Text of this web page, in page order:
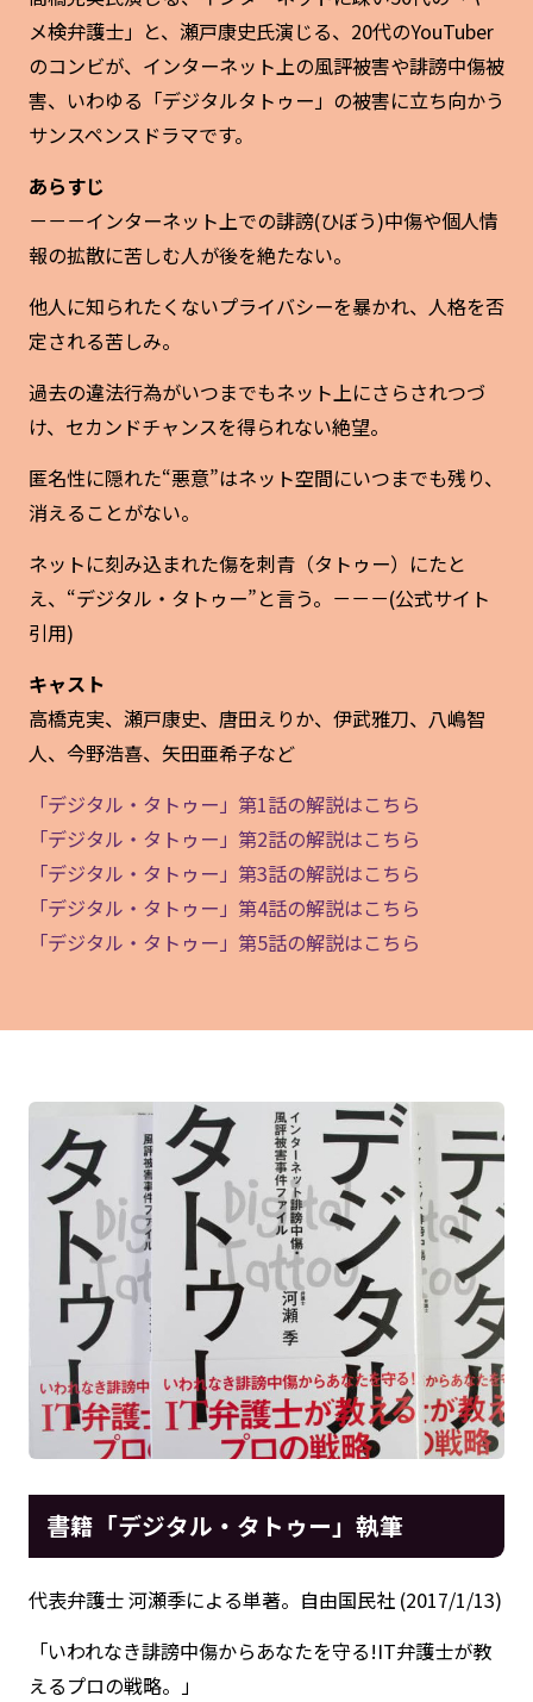
メ検弁護士」と、瀬戸康史氏演じる、20代のYouTuber
のコンビが、インターネット上の風評被害や誹謗中傷被
害、いわゆる「デジタルタトゥー」の被害に立ち向かう
サンスペンスドラマです。
あらすじ
－－－インターネット上での誹謗(ひぼう)中傷や個人情
報の拡散に苦しむ人が後を絶たない。
他人に知られたくないプライバシーを暴かれ、人格を否
定される苦しみ。
過去の違法行為がいつまでもネット上にさらされつづ
け、セカンドチャンスを得られない絶望。
匿名性に隠れた“悪意”はネット空間にいつまでも残り、
消えることがない。
ネットに刻み込まれた傷を刺青（タトゥー）にたと
え、“デジタル・タトゥー”と言う。－－－(公式サイト
引用)
キャスト
高橋克実、瀬戸康史、唐田えりか、伊武雅刀、八嶋智
人、今野浩喜、矢田亜希子など
「デジタル・タトゥー」第1話の解説はこちら
「デジタル・タトゥー」第2話の解説はこちら
「デジタル・タトゥー」第3話の解説はこちら
「デジタル・タトゥー」第4話の解説はこちら
「デジタル・タトゥー」第5話の解説はこちら
書籍「デジタル・タトゥー」執筆
代表弁護士 河瀬季による単著。自由国民社 (2017/1/13)
「いわれなき誹謗中傷からあなたを守る!IT弁護士が教
えるプロの戦略。」